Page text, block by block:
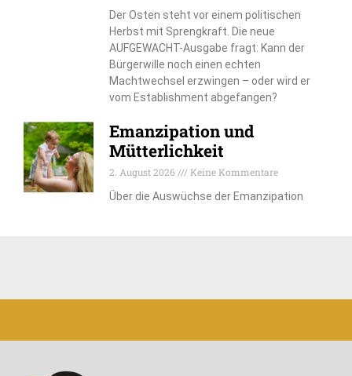
Der Osten steht vor einem politischen
Herbst mit Sprengkraft. Die neue
AUFGEWACHT-Ausgabe fragt: Kann der
Bürgerwille noch einen echten
Machtwechsel erzwingen – oder wird er
vom Establishment abgefangen?
Emanzipation und
Mütterlichkeit
2. August 2026
Keine Kommentare
Über die Auswüchse der Emanzipation